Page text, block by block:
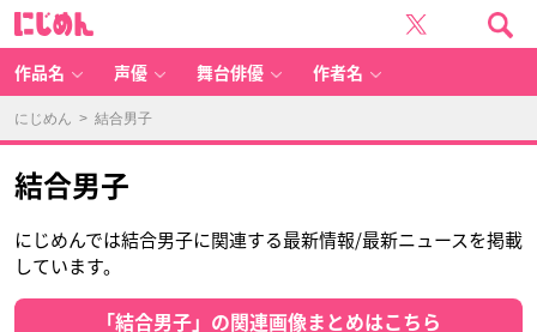
作品名 声優 舞台俳優 作者名
にじめん > 結合男子
結合男子
にじめんでは結合男子に関連する最新情報/最新ニュースを掲載
しています。
「結合男子」の関連画像まとめはこちら